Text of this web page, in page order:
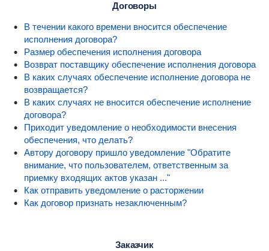
Договоры
В течении какого времени вносится обеспечение
исполнения договора?
Размер обеспечения исполнения договора
Возврат поставщику обеспечение исполнения договора
В каких случаях обеспечение исполнение договора не
возвращается?
В каких случаях не вносится обеспечение исполнение
договора?
Приходит уведомление о необходимости внесения
обеспечения, что делать?
Автору договору пришло уведомление "Обратите
внимание, что пользователем, ответственным за
приемку входящих актов указан ..."
Как отправить уведомление о расторжении
Как договор признать незаключенным?
Заказчик